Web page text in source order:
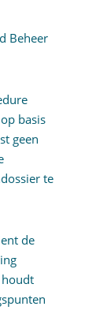
Beheer
basis
geen
te
de
houdt